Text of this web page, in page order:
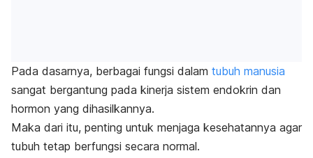
Pada dasarnya, berbagai fungsi dalam tubuh manusia
sangat bergantung pada kinerja sistem endokrin dan
hormon yang dihasilkannya.
Maka dari itu, penting untuk menjaga kesehatannya agar
tubuh tetap berfungsi secara normal.